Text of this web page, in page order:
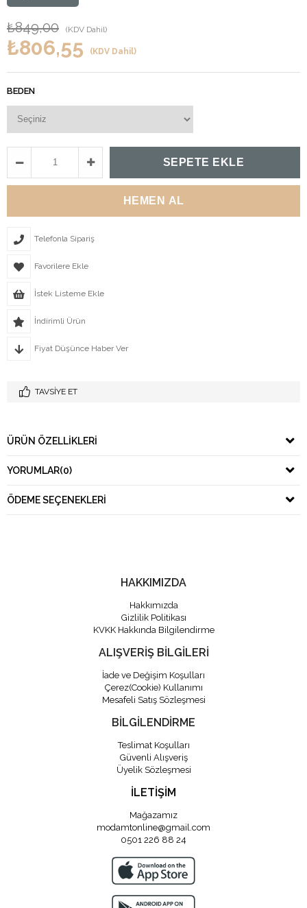
₺849,00 (KDV Dahil)
₺806,55 (KDV Dahil)
BEDEN
Telefonla Sipariş
Favorilere Ekle
İstek Listeme Ekle
İndirimli Ürün
Fiyat Düşünce Haber Ver
TAVSIYE ET
ÜRÜN ÖZELLIKLERI
YORUMLAR(0)
ÖDEME SEÇENEKLERI
HAKKIMIZDA
Hakkımızda
Gizlilik Politikası
KVKK Hakkında Bilgilendirme
ALIŞVERİŞ BİLGİLERİ
İade ve Değişim Koşulları
Çerez(Cookie) Kullanımı
Mesafeli Satış Sözleşmesi
BİLGİLENDİRME
Teslimat Koşulları
Güvenli Alışveriş
Üyelik Sözleşmesi
İLETİŞİM
Mağazamız
modamtonline@gmail.com
0501 226 88 24